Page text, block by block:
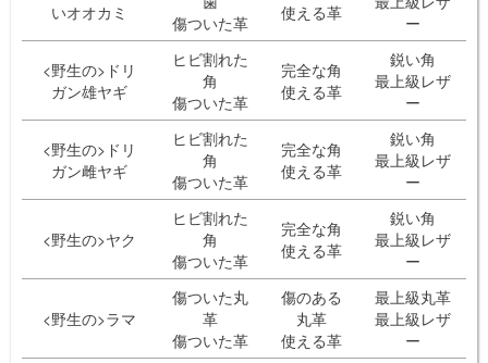
いオオカミ
傷ついた革
使える革
ー
<野生の>ドリ
ガン雄ヤギ
ヒビ割れた
角
傷ついた革
完全な角
使える革
鋭い角
最上級レザ
ー
<野生の>ドリ
ガン雌ヤギ
ヒビ割れた
角
傷ついた革
完全な角
使える革
鋭い角
最上級レザ
ー
<野生の>ヤク
ヒビ割れた
角
傷ついた革
完全な角
使える革
鋭い角
最上級レザ
ー
<野生の>ラマ
傷ついた丸
革
傷ついた革
傷のある
丸革
使える革
最上級丸革
最上級レザ
ー